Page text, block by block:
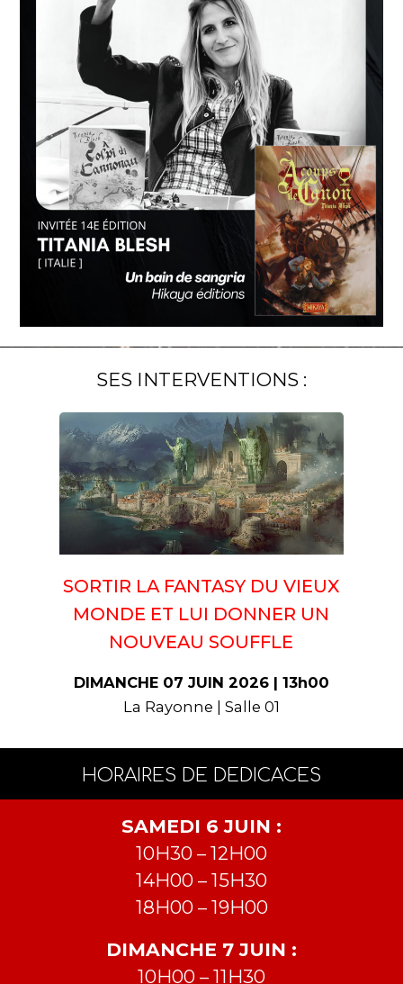
SES INTERVENTIONS :
SORTIR LA FANTASY DU VIEUX
MONDE ET LUI DONNER UN
NOUVEAU SOUFFLE
DIMANCHE 07 JUIN 2026 | 13h00
La Rayonne | Salle 01
HORAIRES DE DEDICACES
SAMEDI 6 JUIN :
10H30 – 12H00
14H00 – 15H30
18H00 – 19H00
DIMANCHE 7 JUIN :
10H00 – 11H30